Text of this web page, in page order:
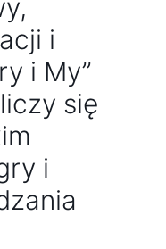
i
i My”
się
i